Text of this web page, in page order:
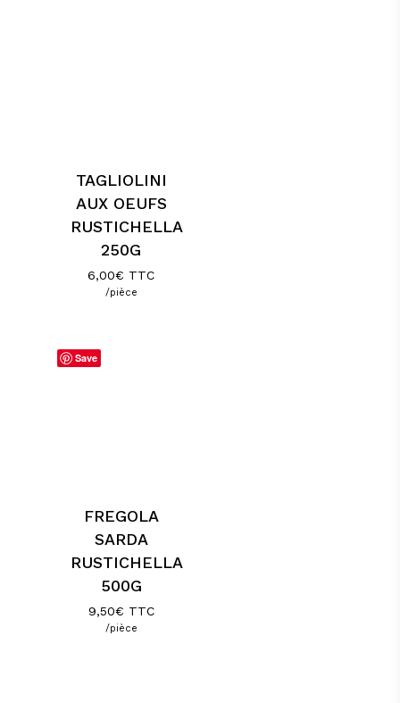
TAGLIOLINI
AUX OEUFS
RUSTICHELLA
250G
6,00€ TTC
/pièce
Save
FREGOLA
SARDA
RUSTICHELLA
500G
9,50€ TTC
/pièce